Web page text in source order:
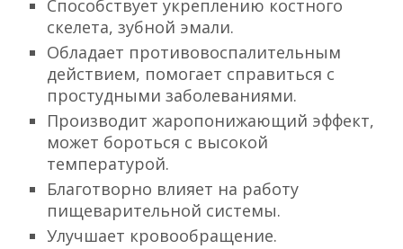
Способствует укреплению костного
скелета, зубной эмали.
Обладает противовоспалительным
действием, помогает справиться с
простудными заболеваниями.
Производит жаропонижающий эффект,
может бороться с высокой
температурой.
Благотворно влияет на работу
пищеварительной системы.
Улучшает кровообращение.